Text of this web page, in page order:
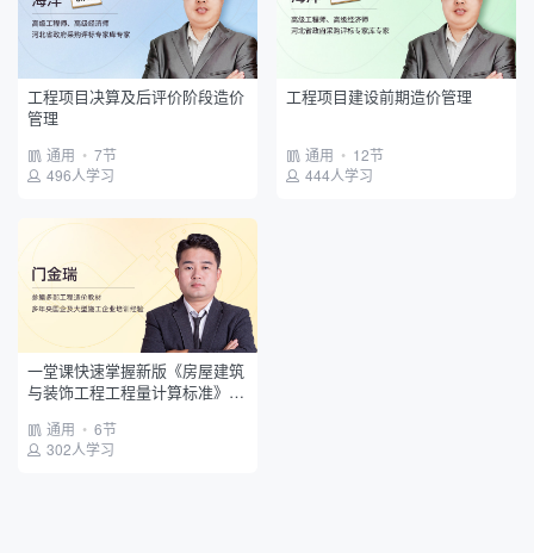
工程项目决算及后评价阶段造价
管理
通用 • 7节
496人学习
工程项目建设前期造价管理
通用 • 12节
444人学习
一堂课快速掌握新版《房屋建筑
与装饰工程工程量计算标准》要
通用 • 6节
302人学习